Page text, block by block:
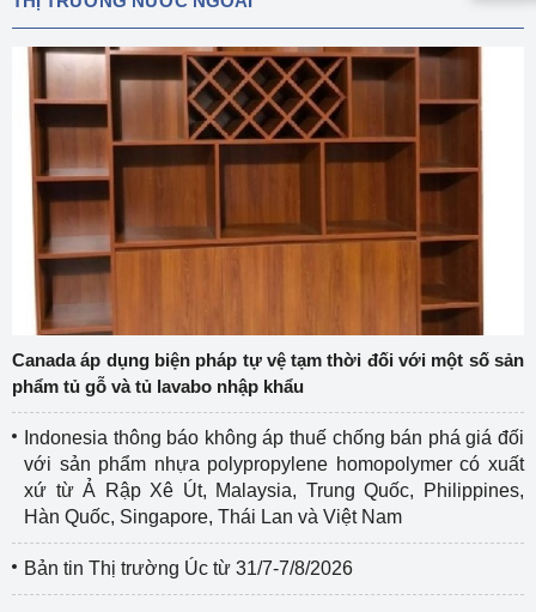
Canada áp dụng biện pháp tự vệ tạm thời đối với một số sản
phẩm tủ gỗ và tủ lavabo nhập khẩu
Indonesia thông báo không áp thuế chống bán phá giá đối
với sản phẩm nhựa polypropylene homopolymer có xuất
xứ từ Ả Rập Xê Út, Malaysia, Trung Quốc, Philippines,
Hàn Quốc, Singapore, Thái Lan và Việt Nam
Bản tin Thị trường Úc từ 31/7-7/8/2026